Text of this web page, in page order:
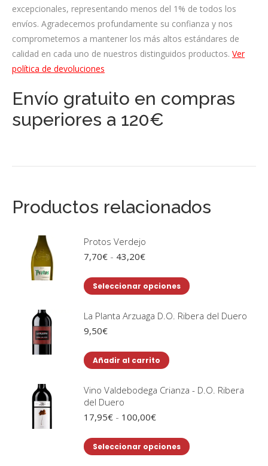
excepcionales, representando menos del 1% de todos los
envíos. Agradecemos profundamente su confianza y nos
comprometemos a mantener los más altos estándares de
calidad en cada uno de nuestros distinguidos productos. Ver
política de devoluciones
Envío gratuito en compras
superiores a 120€
Productos relacionados
Protos Verdejo
7,70€ - 43,20€Rango
precios:
desde
hasta
Seleccionar opciones
Este
tiene
se
la
La Planta Arzuaga D.O. Ribera del Duero
9,50€
Añadir al carrito
Vino Valdebodega Crianza - D.O. Ribera
del Duero
17,95€ - 100,00€Rango
precios:
desde
Seleccionar opciones
Este